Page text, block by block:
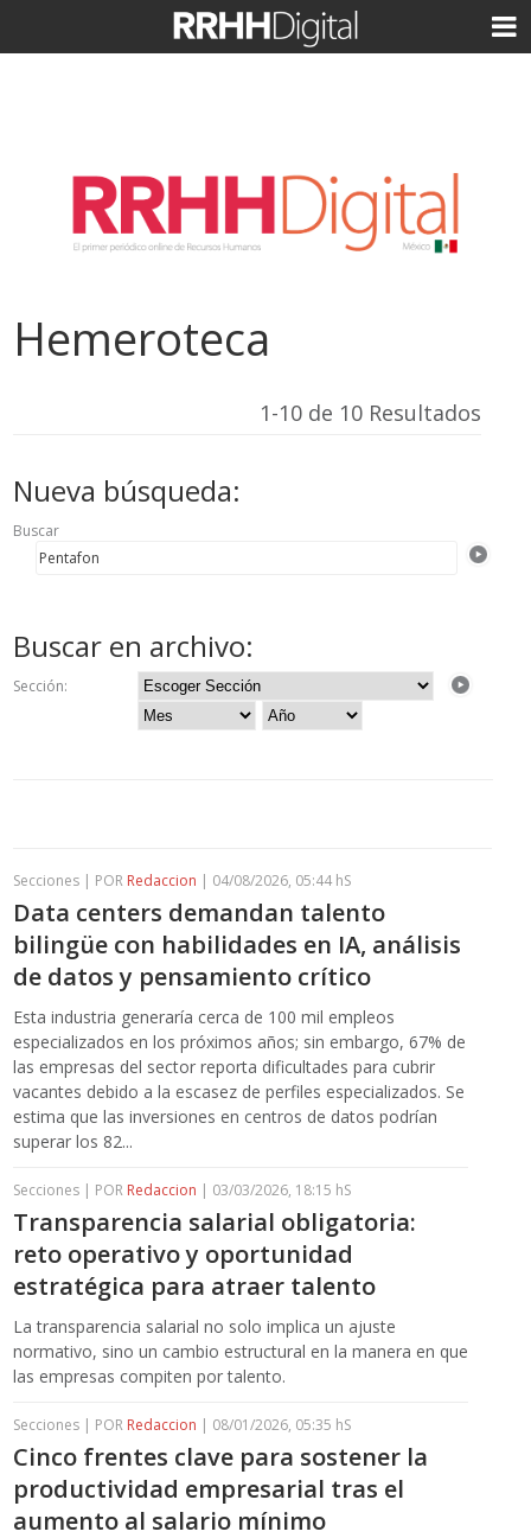
Hemeroteca
1-10 de 10 Resultados
Nueva búsqueda:
Buscar
Buscar en archivo:
Sección:
Secciones | POR Redaccion | 04/08/2026, 05:44 hS
Data centers demandan talento
bilingüe con habilidades en IA, análisis
de datos y pensamiento crítico
Esta industria generaría cerca de 100 mil empleos
especializados en los próximos años; sin embargo, 67% de
las empresas del sector reporta dificultades para cubrir
vacantes debido a la escasez de perfiles especializados. Se
estima que las inversiones en centros de datos podrían
superar los 82...
Secciones | POR Redaccion | 03/03/2026, 18:15 hS
Transparencia salarial obligatoria:
reto operativo y oportunidad
estratégica para atraer talento
La transparencia salarial no solo implica un ajuste
normativo, sino un cambio estructural en la manera en que
las empresas compiten por talento.
Secciones | POR Redaccion | 08/01/2026, 05:35 hS
Cinco frentes clave para sostener la
productividad empresarial tras el
aumento al salario mínimo